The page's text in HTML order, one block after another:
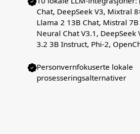
Chat, DeepSeek V3, Mixtral
Llama 2 13B Chat, Mistral
Neural Chat V3.1, DeepSeek
3.2 3B Instruct, Phi-2,
Personvernfokuserte lokale
prosesseringsalternativer